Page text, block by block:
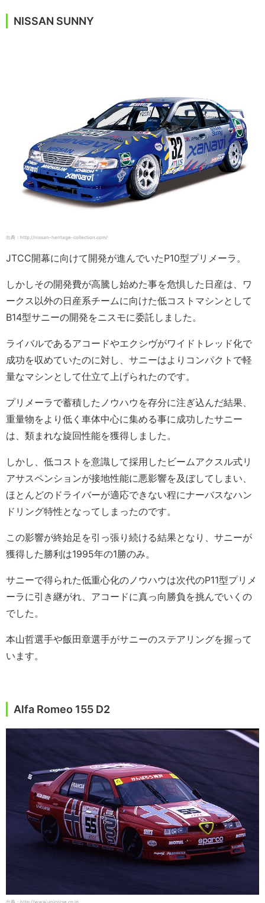
NISSAN SUNNY
出典：http://nissan-heritage-collection.com/
JTCC開幕に向けて開発が進んでいたP10型プリメーラ。
しかしその開発費が高騰し始めた事を危惧した日産は、ワ
ークス以外の日産系チームに向けた低コストマシンとして
B14型サニーの開発をニスモに委託しました。
ライバルであるアコードやエクシヴがワイドトレッド化で
成功を収めていたのに対し、サニーはよりコンパクトで軽
量なマシンとして仕立て上げられたのです。
プリメーラで蓄積したノウハウを存分に注ぎ込んだ結果、
重量物をより低く車体中心に集める事に成功したサニー
は、類まれな旋回性能を獲得しました。
しかし、低コストを意識して採用したビームアクスル式リ
アサスペンションが接地性能に悪影響を及ぼしてしまい、
ほとんどのドライバーが適応できない程にナーバスなハン
ドリング特性となってしまったのです。
この影響が終始足を引っ張り続ける結果となり、サニーが
獲得した勝利は1995年の1勝のみ。
サニーで得られた低重心化のノウハウは次代のP11型プリメ
ーラに引き継がれ、アコードに真っ向勝負を挑んでいくの
でした。
本山哲選手や飯田章選手がサニーのステアリングを握って
います。
Alfa Romeo 155 D2
出典：http://www.unicorse.co.jp